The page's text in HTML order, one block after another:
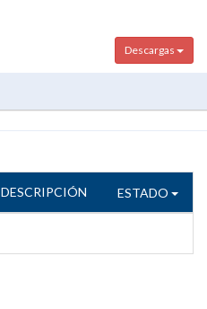
Descargas
DESCRIPCIÓN ESTADO